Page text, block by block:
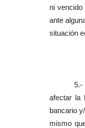
ni
ante
situación
5.-
afectar la
bancario
mismo